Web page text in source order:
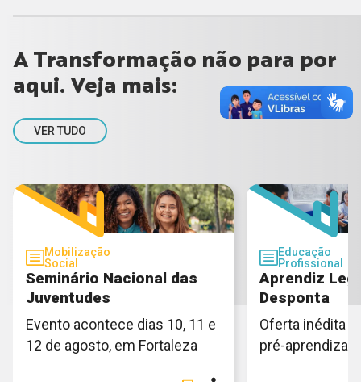
A Transformação não para por
aqui. Veja mais:
VER TUDO
Mobilização
Social
Seminário Nacional das
Juventudes
Evento acontece dias 10, 11 e
12 de agosto, em Fortaleza
Educação
Profissional
Aprendiz
Desponta
Oferta inédita
pré-